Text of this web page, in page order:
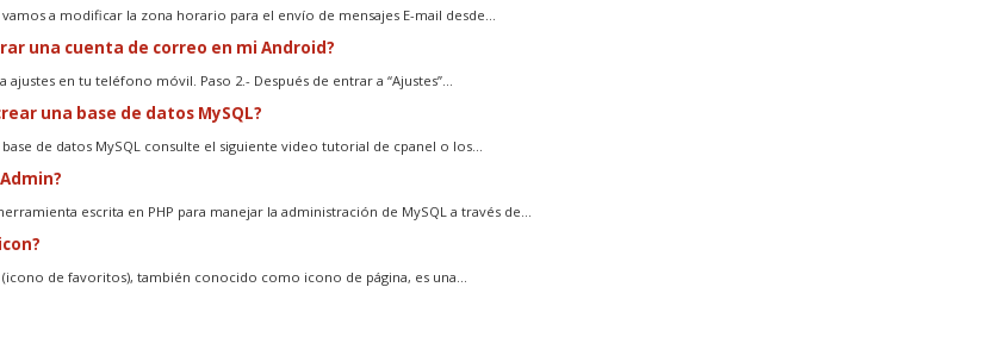
a modificar la zona horario para el envío de mensajes E-mail desde...
una cuenta de correo en mi Android?
ajustes en tu teléfono móvil. Paso 2.- Después de entrar a “Ajustes”...
una base de datos MySQL?
de datos MySQL consulte el siguiente video tutorial de cpanel o los...
escrita en PHP para manejar la administración de MySQL a través de...
(icono de favoritos), también conocido como icono de página, es una...